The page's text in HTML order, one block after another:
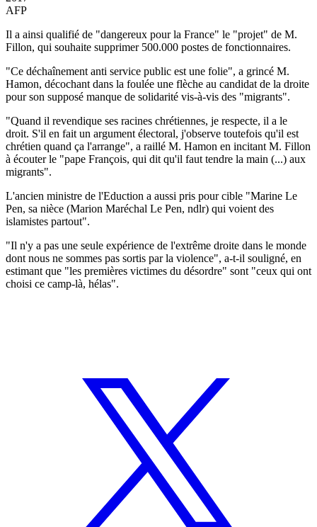
AFP
Il a ainsi qualifié de "dangereux pour la France" le "projet" de M.
Fillon, qui souhaite supprimer 500.000 postes de fonctionnaires.
"Ce déchaînement anti service public est une folie", a grincé M.
Hamon, décochant dans la foulée une flèche au candidat de la droite
pour son supposé manque de solidarité vis-à-vis des "migrants".
"Quand il revendique ses racines chrétiennes, je respecte, il a le
droit. S'il en fait un argument électoral, j'observe toutefois qu'il est
chrétien quand ça l'arrange", a raillé M. Hamon en incitant M. Fillon
à écouter le "pape François, qui dit qu'il faut tendre la main (...) aux
migrants".
L'ancien ministre de l'Eduction a aussi pris pour cible "Marine Le
Pen, sa nièce (Marion Maréchal Le Pen, ndlr) qui voient des
islamistes partout".
"Il n'y a pas une seule expérience de l'extrême droite dans le monde
dont nous ne sommes pas sortis par la violence", a-t-il souligné, en
estimant que "les premières victimes du désordre" sont "ceux qui ont
choisi ce camp-là, hélas".